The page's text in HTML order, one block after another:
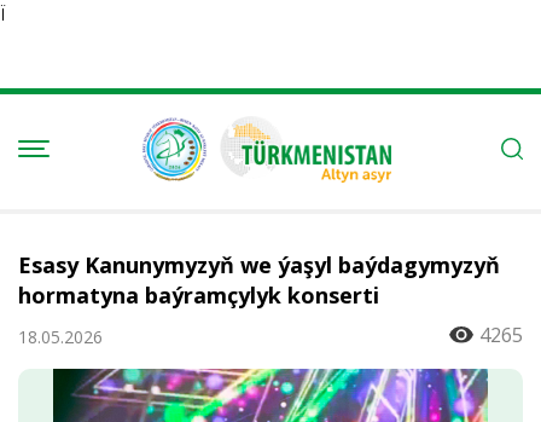
Ï
Esasy Kanunymyzyň we ýaşyl baýdagymyzyň
hormatyna baýramçylyk konserti
18.05.2026 4265